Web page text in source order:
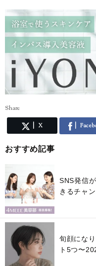
Share
X
おすすめ記事
SNS発信
きるチャ
旬顔にな
ト5つ〜